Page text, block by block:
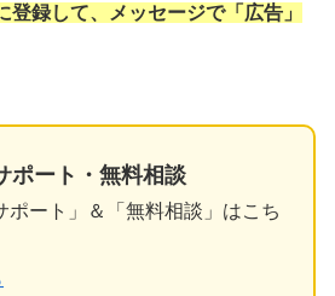
録して、メッセージで「広告」
ポート・無料相談
ポート」＆「無料相談」はこち